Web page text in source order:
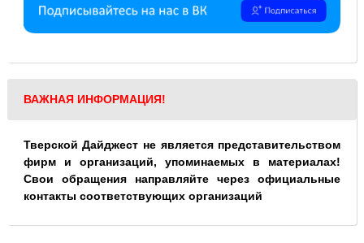
ВАЖНАЯ ИНФОРМАЦИЯ!
Тверской Дайджест не является представительством
фирм и организаций, упоминаемых в материалах!
Свои обращения направляйте через официальные
контакты соответствующих организаций